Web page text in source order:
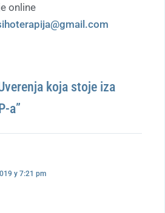
online
koja stoje iza
a”
у 7:21 pm